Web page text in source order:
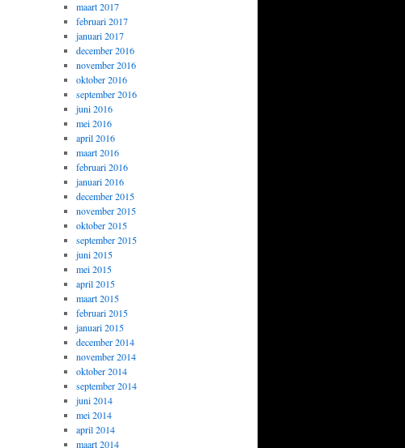
maart 2017
februari 2017
januari 2017
december 2016
november 2016
oktober 2016
september 2016
juni 2016
mei 2016
april 2016
maart 2016
februari 2016
januari 2016
december 2015
november 2015
oktober 2015
september 2015
juni 2015
mei 2015
april 2015
maart 2015
februari 2015
januari 2015
december 2014
november 2014
oktober 2014
september 2014
juni 2014
mei 2014
april 2014
maart 2014